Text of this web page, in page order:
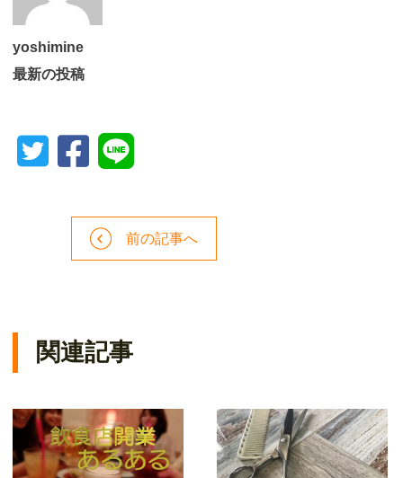
yoshimine
最新の投稿
前の記事へ
関連記事